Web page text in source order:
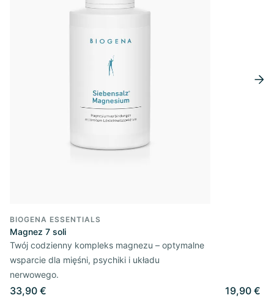
BIOGENA ESSENTIALS
Magnez 7 soli
Twój codzienny kompleks magnezu – optymalne
wsparcie dla mięśni, psychiki i układu
nerwowego.
33,90 € 19,90 €